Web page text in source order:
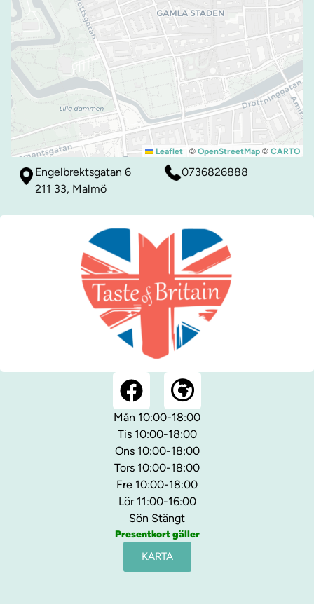
Leaflet | © OpenStreetMap © CARTO
Engelbrektsgatan 6
211 33, Malmö
0736826888
Mån 10:00-18:00
Tis 10:00-18:00
Ons 10:00-18:00
Tors 10:00-18:00
Fre 10:00-18:00
Lör 11:00-16:00
Sön Stängt
Presentkort gäller
KARTA